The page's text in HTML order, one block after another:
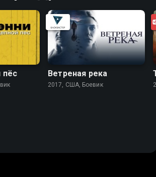
пёс Ветреная река
2017, США, Боевик